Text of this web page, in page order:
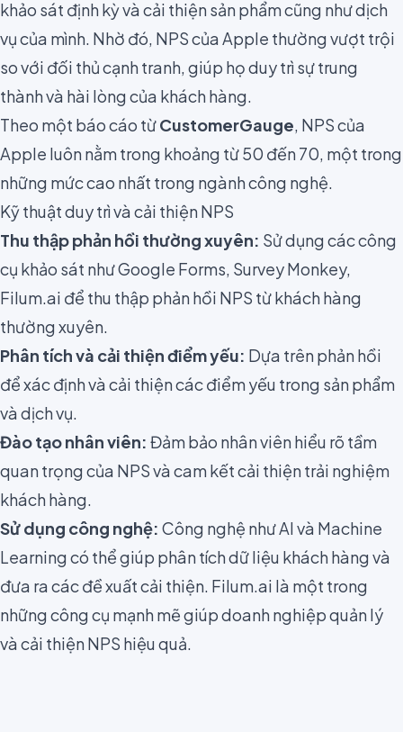
khảo sát định kỳ và cải thiện sản phẩm cũng như dịch
vụ của mình. Nhờ đó, NPS của Apple thường vượt trội
so với đối thủ cạnh tranh, giúp họ duy trì sự trung
thành và hài lòng của khách hàng.
Theo một báo cáo từCustomerGauge, NPS của
Apple luôn nằm trong khoảng từ 50 đến 70, một trong
những mức cao nhất trong ngành công nghệ.
Kỹ thuật duy trì và cải thiện NPS
Thu thập phản hồi thường xuyên: Sử dụng các công
cụ khảo sát như Google Forms, Survey Monkey,
Filum.ai để thu thập phản hồi NPS từ khách hàng
thường xuyên.
Phân tích và cải thiện điểm yếu: Dựa trên phản hồi
để xác định và cải thiện các điểm yếu trong sản phẩm
và dịch vụ.
Đào tạo nhân viên: Đảm bảo nhân viên hiểu rõ tầm
quan trọng của NPS và cam kết cải thiện trải nghiệm
khách hàng.
Sử dụng công nghệ: Công nghệ như AI và Machine
Learning có thể giúp phân tích dữ liệu khách hàng và
đưa ra các đề xuất cải thiện. Filum.ai là một trong
những công cụ mạnh mẽ giúp doanh nghiệp quản lý
và cải thiện NPS hiệu quả.